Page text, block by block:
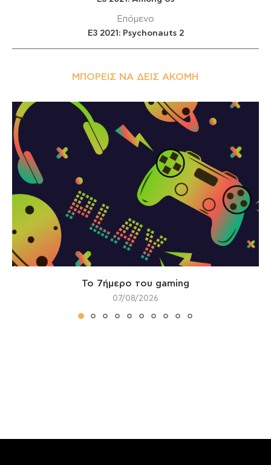
Επόμενο
E3 2021: Psychonauts 2
ΜΠΟΡΕΊΣ ΝΑ ΔΕΙΣ ΑΚΌΜΗ
Το 7ήμερο του gaming
07/08/2026